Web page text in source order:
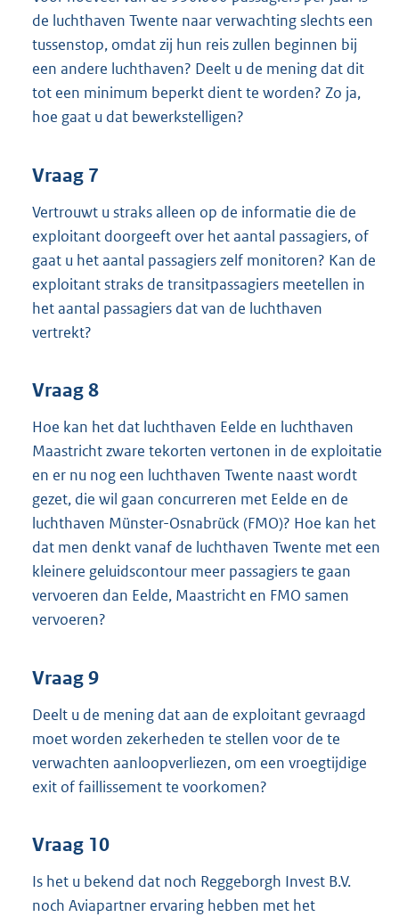
de luchthaven Twente naar verwachting slechts een
tussenstop, omdat zij hun reis zullen beginnen bij
een andere luchthaven? Deelt u de mening dat dit
tot een minimum beperkt dient te worden? Zo ja,
hoe gaat u dat bewerkstelligen?
Vraag 7
Vertrouwt u straks alleen op de informatie die de
exploitant doorgeeft over het aantal passagiers, of
gaat u het aantal passagiers zelf monitoren? Kan de
exploitant straks de transitpassagiers meetellen in
het aantal passagiers dat van de luchthaven
vertrekt?
Vraag 8
Hoe kan het dat luchthaven Eelde en luchthaven
Maastricht zware tekorten vertonen in de exploitatie
en er nu nog een luchthaven Twente naast wordt
gezet, die wil gaan concurreren met Eelde en de
luchthaven Münster-Osnabrück (FMO)? Hoe kan het
dat men denkt vanaf de luchthaven Twente met een
kleinere geluidscontour meer passagiers te gaan
vervoeren dan Eelde, Maastricht en FMO samen
vervoeren?
Vraag 9
Deelt u de mening dat aan de exploitant gevraagd
moet worden zekerheden te stellen voor de te
verwachten aanloopverliezen, om een vroegtijdige
exit of faillissement te voorkomen?
Vraag 10
Is het u bekend dat noch Reggeborgh Invest B.V.
noch Aviapartner ervaring hebben met het